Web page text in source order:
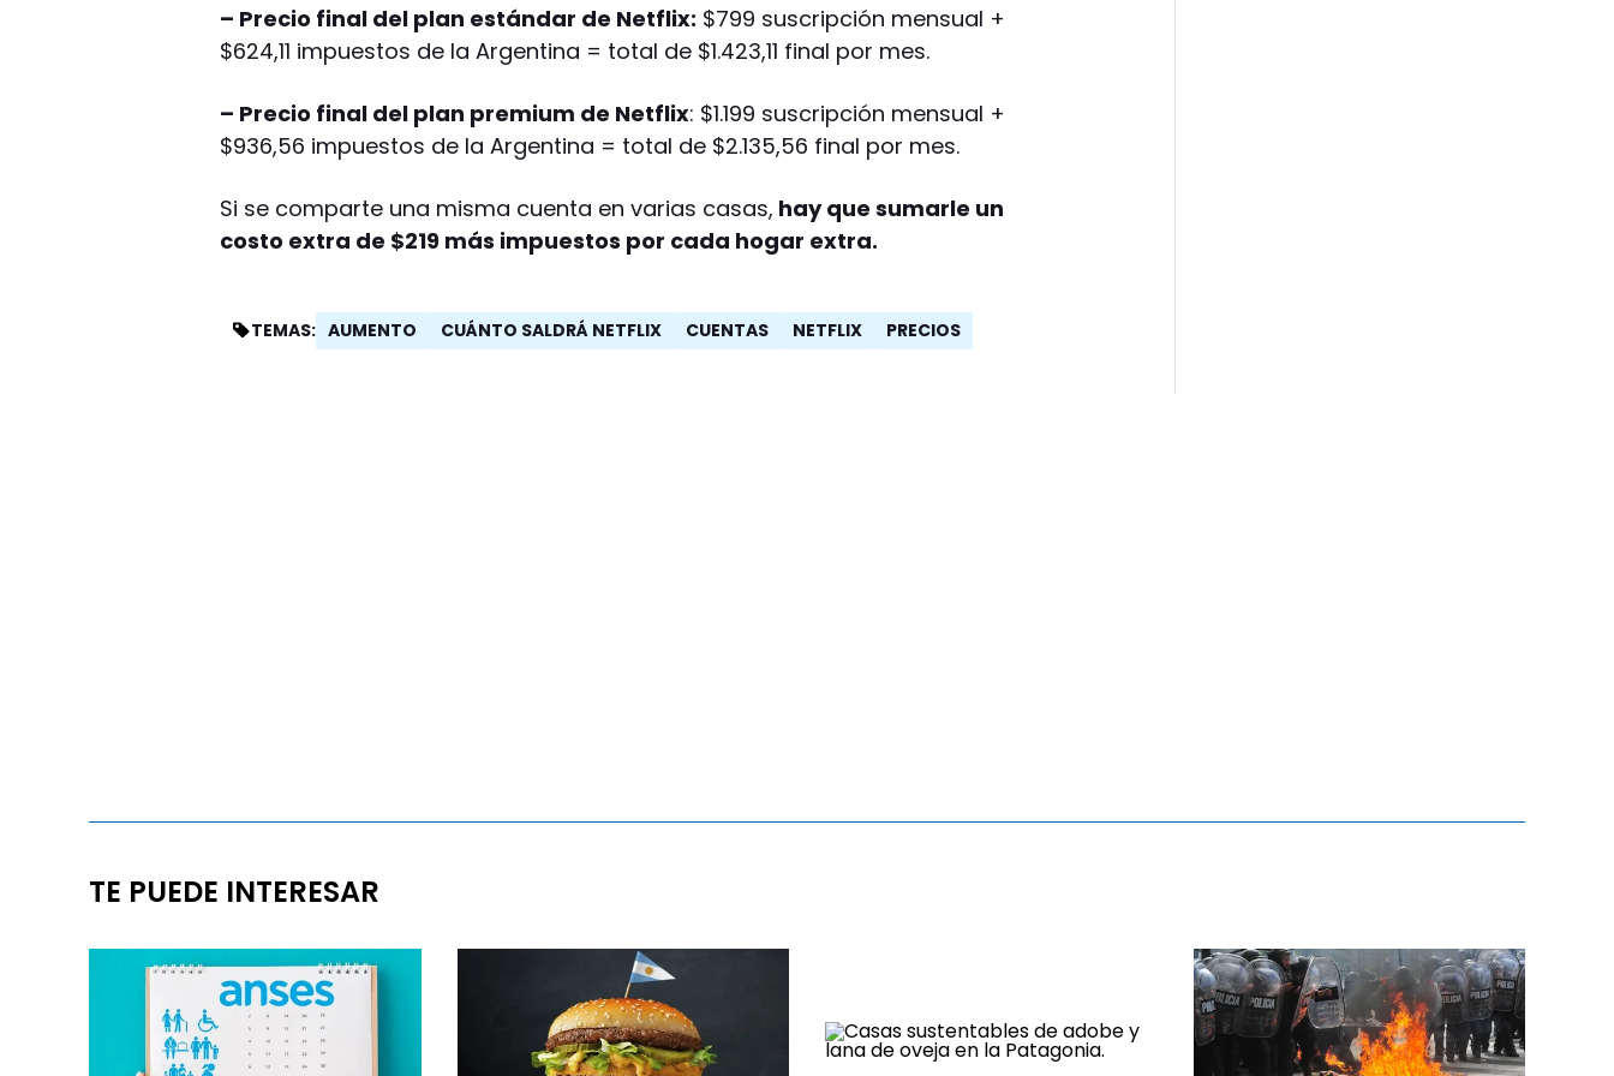
– Precio final del plan estándar de Netflix: $799 suscripción mensual +
$624,11 impuestos de la Argentina = total de $1.423,11 final por mes.
– Precio final del plan premium de Netflix: $1.199 suscripción mensual +
$936,56 impuestos de la Argentina = total de $2.135,56 final por mes.
Si se comparte una misma cuenta en varias casas, hay que sumarle un
costo extra de $219 más impuestos por cada hogar extra.
TEMAS: AUMENTO CUÁNTO SALDRÁ NETFLIX CUENTAS NETFLIX PRECIOS
TE PUEDE INTERESAR